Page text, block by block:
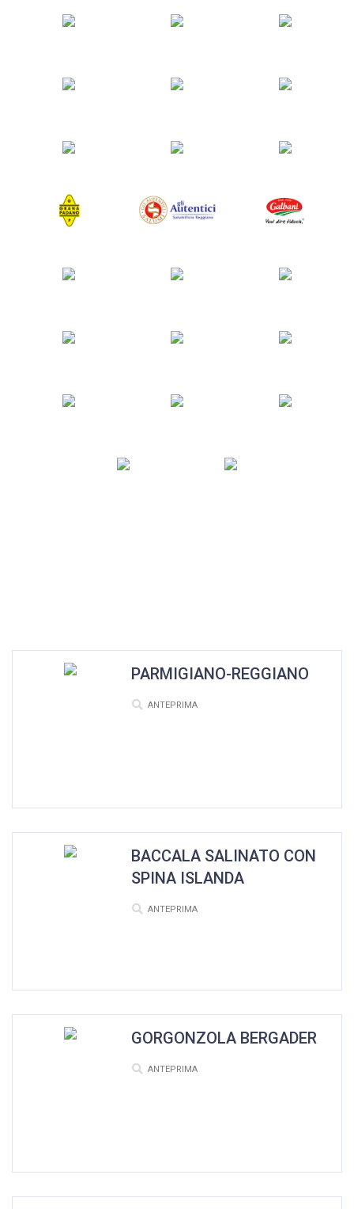
PARMIGIANO-REGGIANO
ANTEPRIMA
BACCALA SALINATO CON
SPINA ISLANDA
ANTEPRIMA
GORGONZOLA BERGADER
ANTEPRIMA